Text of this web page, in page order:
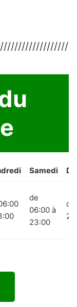
Samedi
de
06:00 à
23:00
de